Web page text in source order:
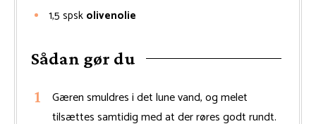
1,5 spsk olivenolie
Sådan gør du
Gæren smuldres i det lune vand, og melet
tilsættes samtidig med at der røres godt rundt.